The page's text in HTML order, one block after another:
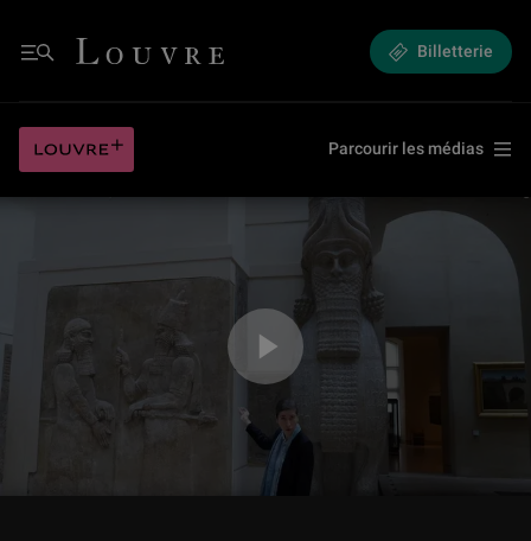
Menu
Louvre - Retour à l'accueil Billetterie
Parcourir les médias
Jouer la vidéo Promenade dans les collections mésopotamiennes avec